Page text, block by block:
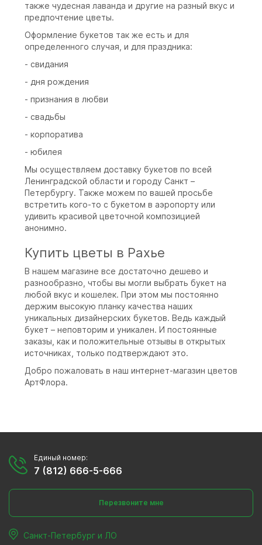
также чудесная лаванда и другие на разный вкус и
предпочтение цветы.
Оформление букетов так же есть и для
определенного случая, и для праздника:
- свидания
- дня рождения
- признания в любви
- свадьбы
- корпоратива
- юбилея
Мы осуществляем доставку букетов по всей
Ленинградской области и городу Санкт –
Петербургу. Также можем по вашей просьбе
встретить кого-то с букетом в аэропорту или
удивить красивой цветочной композицией
анонимно.
Купить цветы в Рахье
В нашем магазине все достаточно дешево и
разнообразно, чтобы вы могли выбрать букет на
любой вкус и кошелек. При этом мы постоянно
держим высокую планку качества наших
уникальных дизайнерских букетов. Ведь каждый
букет – неповторим и уникален. И постоянные
заказы, как и положительные отзывы в открытых
источниках, только подтверждают это.
Добро пожаловать в наш интернет-магазин цветов
АртФлора.
Единый номер:
7 (812) 666-5-666
Перезвоните мне
Санкт-Петербург и ЛО